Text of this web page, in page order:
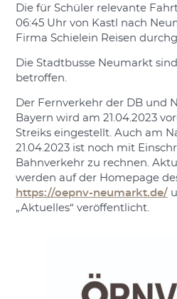
Die für Schüler relevante
06:45 Uhr von Kastl nach
Firma Schielein Reisen
Die Stadtbusse Neumarkt
betroffen.
Der Fernverkehr der DB und
Bayern wird am 21.04.2023
Streiks eingestellt. Auch am
21.04.2023 ist noch mit
Bahnverkehr zu rechnen.
werden auf der Homepage
https://oepnv-neumarkt.de/
„Aktuelles“ veröffentlicht.